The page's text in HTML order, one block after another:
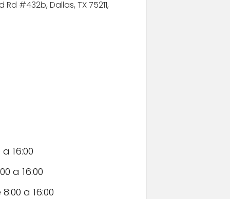
#432b, Dallas, TX 75211,
16:00
a 16:00
a 16:00